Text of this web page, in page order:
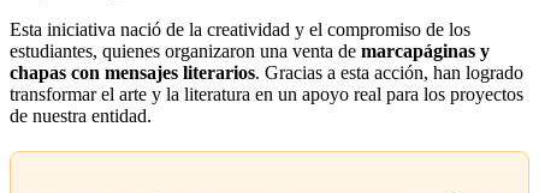
Esta iniciativa nació de la creatividad y el compromiso de los
estudiantes, quienes organizaron una venta de marcapáginas y
chapas con mensajes literarios. Gracias a esta acción, han logrado
transformar el arte y la literatura en un apoyo real para los proyectos
de nuestra entidad.